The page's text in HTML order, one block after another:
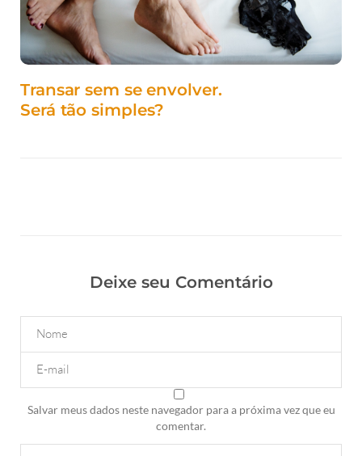
Transar sem se envolver.
Será tão simples?
Deixe seu Comentário
Salvar meus dados neste navegador para a próxima vez que eu
comentar.